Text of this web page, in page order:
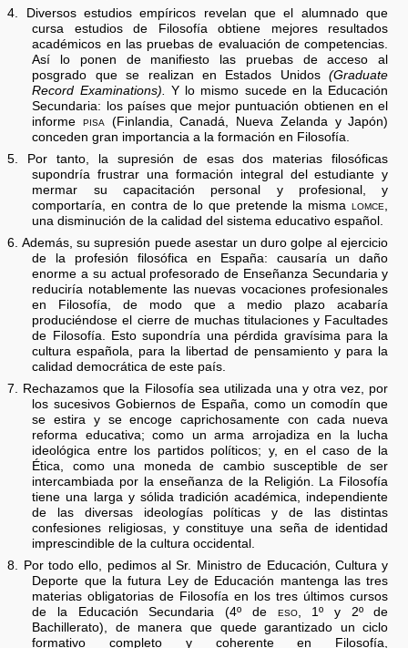
4. Diversos estudios empíricos revelan que el alumnado que
cursa estudios de Filosofía obtiene mejores resultados
académicos en las pruebas de evaluación de competencias.
Así lo ponen de manifiesto las pruebas de acceso al
posgrado que se realizan en Estados Unidos(Graduate
Record Examinations). Y lo mismo sucede en la Educación
Secundaria: los países que mejor puntuación obtienen en el
informepisa (Finlandia, Canadá, Nueva Zelanda y Japón)
conceden gran importancia a la formación en Filosofía.
5. Por tanto, la supresión de esas dos materias filosóficas
supondría frustrar una formación integral del estudiante y
mermar su capacitación personal y profesional, y
comportaría, en contra de lo que pretende la mismalomce,
una disminución de la calidad del sistema educativo español.
6. Además, su supresión puede asestar un duro golpe al ejercicio
de la profesión filosófica en España: causaría un daño
enorme a su actual profesorado de Enseñanza Secundaria y
reduciría notablemente las nuevas vocaciones profesionales
en Filosofía, de modo que a medio plazo acabaría
produciéndose el cierre de muchas titulaciones y Facultades
de Filosofía. Esto supondría una pérdida gravísima para la
cultura española, para la libertad de pensamiento y para la
calidad democrática de este país.
7. Rechazamos que la Filosofía sea utilizada una y otra vez, por
los sucesivos Gobiernos de España, como un comodín que
se estira y se encoge caprichosamente con cada nueva
reforma educativa; como un arma arrojadiza en la lucha
ideológica entre los partidos políticos; y, en el caso de la
Ética, como una moneda de cambio susceptible de ser
intercambiada por la enseñanza de la Religión. La Filosofía
tiene una larga y sólida tradición académica, independiente
de las diversas ideologías políticas y de las distintas
confesiones religiosas, y constituye una seña de identidad
imprescindible de la cultura occidental.
8. Por todo ello, pedimos al Sr. Ministro de Educación, Cultura y
Deporte que la futura Ley de Educación mantenga las tres
materias obligatorias de Filosofía en los tres últimos cursos
de la Educación Secundaria (4º de eso,
1º y 2º de
Bachillerato), de manera que quede garantizado un ciclo
formativo completo y coherente en Filosofía,